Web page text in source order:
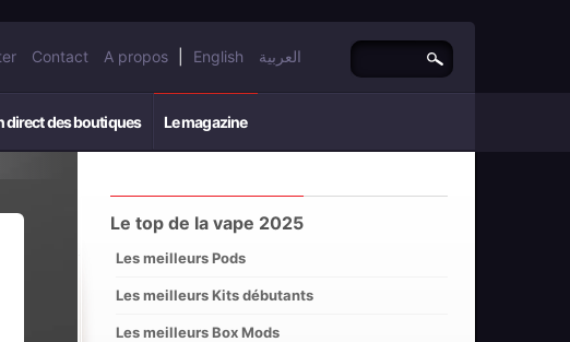
Contact A propos English العربية
direct des boutiques Le magazine
Le top de la vape 2025
Les meilleurs Pods
Les meilleurs Kits débutants
Les meilleurs Box Mods